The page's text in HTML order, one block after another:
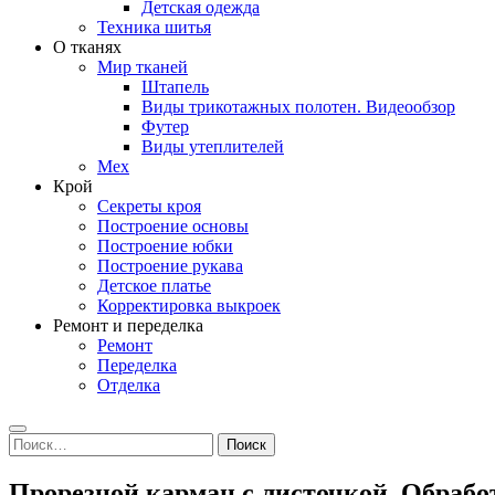
Детская одежда
Техника шитья
О тканях
Мир тканей
Штапель
Виды трикотажных полотен. Видеообзор
Футер
Виды утеплителей
Мех
Крой
Секреты кроя
Построение основы
Построение юбки
Построение рукава
Детское платье
Корректировка выкроек
Ремонт и переделка
Ремонт
Переделка
Отделка
Search
Найти: